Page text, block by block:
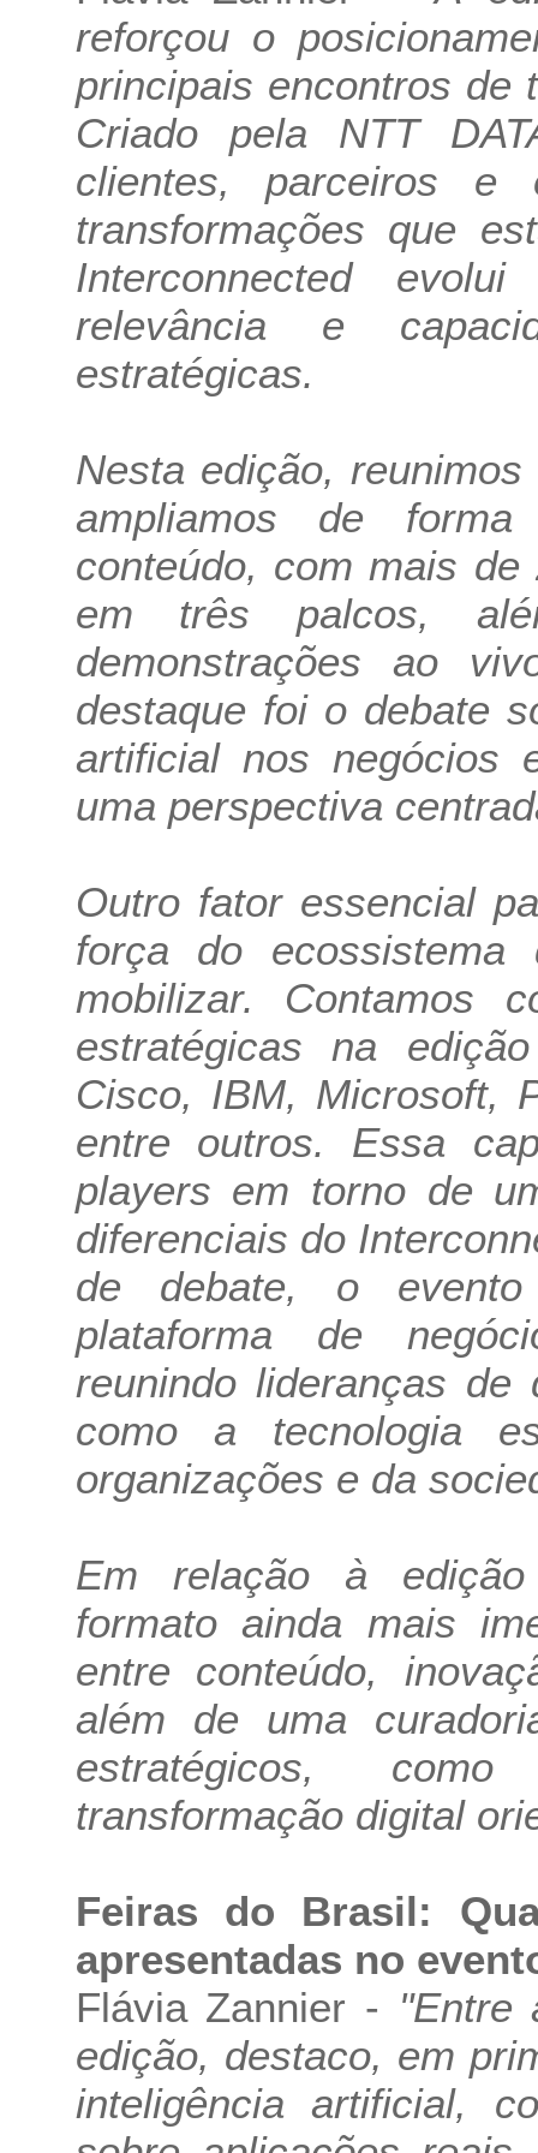
reforçou o
principais encontros de
Criado pela NTT
clientes, parceiros e
transformações que
Interconnected
relevância e
estratégicas.
Nesta edição,
ampliamos de
conteúdo, com mais
em três palcos,
demonstrações ao
destaque foi o debate
artificial nos negócios
uma perspectiva
Outro fator essencial
força do ecossistema
mobilizar. Contamos
estratégicas na
Cisco, IBM, Microsoft,
entre outros. Essa
players em torno de
diferenciais do
de debate, o
plataforma de
reunindo lideranças
como a tecnologia
organizações e da
Em relação à edição
formato ainda mais
entre conteúdo,
além de uma
estratégicos,
transformação digital
Feiras do Brasil:
apresentadas no
Flávia Zannier - "Entre
edição, destaco, em
inteligência artificial,